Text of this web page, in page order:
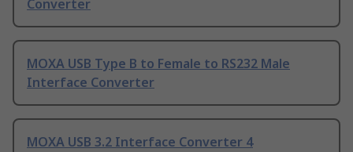
Converter
MOXA USB Type B to Female to RS232 Male
Interface Converter
MOXA USB 3.2 Interface Converter 4